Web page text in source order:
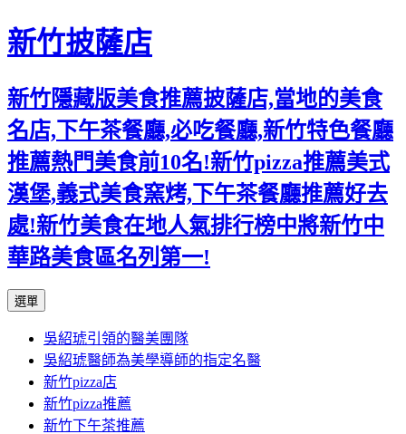
新竹披薩店
新竹隱藏版美食推薦披薩店,當地的美食
名店,下午茶餐廳,必吃餐廳,新竹特色餐廳
推薦熱門美食前10名!新竹pizza推薦美式
漢堡,義式美食窯烤,下午茶餐廳推薦好去
處!新竹美食在地人氣排行榜中將新竹中
華路美食區名列第一!
選單
主
要
內
容
吳紹琥引領的醫美團隊
吳紹琥醫師為美學導師的指定名醫
新竹pizza店
新竹pizza推薦
新竹下午茶推薦